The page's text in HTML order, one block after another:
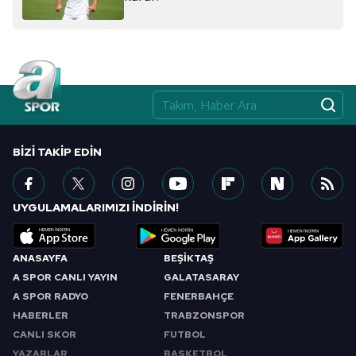
almak için lütfen
tıklayınız
ANASAYFA
A SPOR CANLI YAYIN
A SPOR RADYO
HABERLER
CANLI SKOR
BEŞİKTAŞ
GALATASARAY
FENERBAHÇE
TRABZONSPOR
FUTBOL
BIZI TAKIP EDIN
UYGULAMALARIMIZI İNDİRİN!